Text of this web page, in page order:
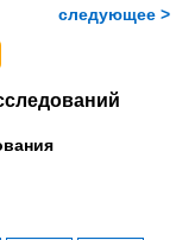
следующее >